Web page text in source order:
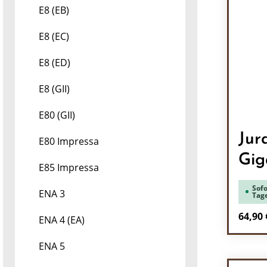
E8 (EB)
E8 (EC)
E8 (ED)
E8 (GII)
E80 (GII)
E80 Impressa
E85 Impressa
ENA 3
ENA 4 (EA)
ENA 5
64,90